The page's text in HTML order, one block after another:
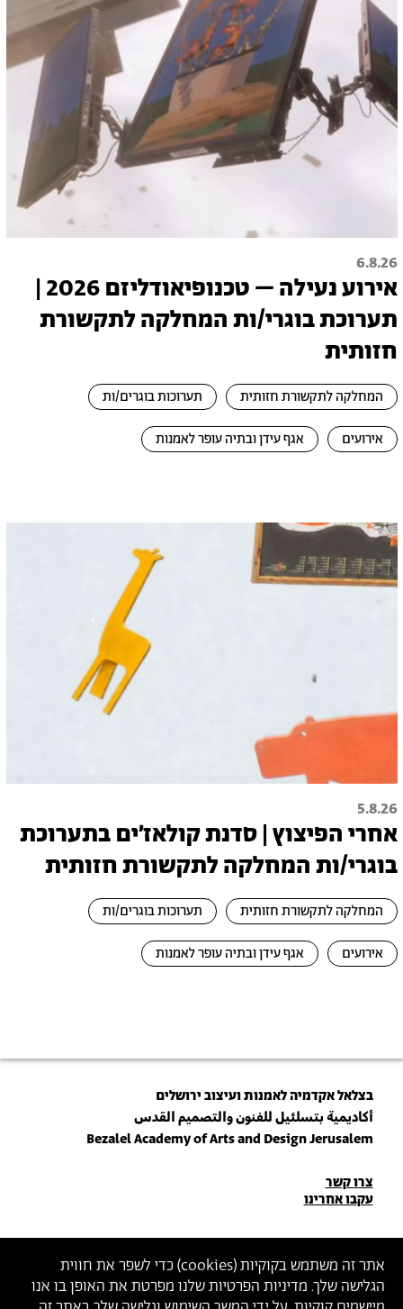
אתר זה משתמש בקוקיות (cookies) כדי לשפר את חווית
הגלישה שלך. מדיניות הפרטיות שלנו מפרטת את האופן בו אנו
6.8.26
אירוע נעילה – טכנופיאודליזם 2026 |
תערוכת בוגרי/ות המחלקה לתקשורת
חזותית
המחלקה לתקשורת חזותית תערוכות בוגרים/ות
אירועים אגף עידן ובתיה עופר לאמנות
5.8.26
אחרי הפיצוץ | סדנת קולאז׳ים בתערוכת
בוגרי/ות המחלקה לתקשורת חזותית
המחלקה לתקשורת חזותית תערוכות בוגרים/ות
אירועים אגף עידן ובתיה עופר לאמנות
בצלאל אקדמיה לאמנות ועיצוב ירושלים
أكاديمية بتسلئيل للفنون والتصميم القدس
Bezalel Academy of Arts and Design Jerusalem
פרטי
יצירת
קשר
צרו קשר
עקבו אחרינו
הצטרפו לניוזלטר שלנו
הכניסו כתובת מייל